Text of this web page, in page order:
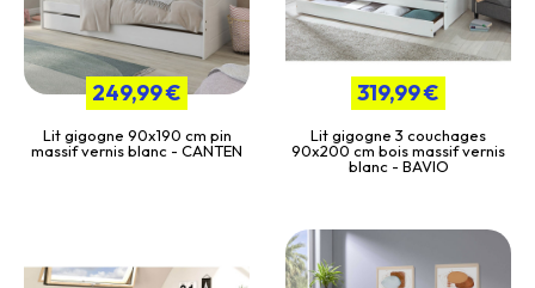
249,99 €
Lit gigogne 90x190 cm pin
massif vernis blanc - CANTEN
319,99 €
Lit gigogne 3 couchages
90x200 cm bois massif vernis
blanc - BAVIO